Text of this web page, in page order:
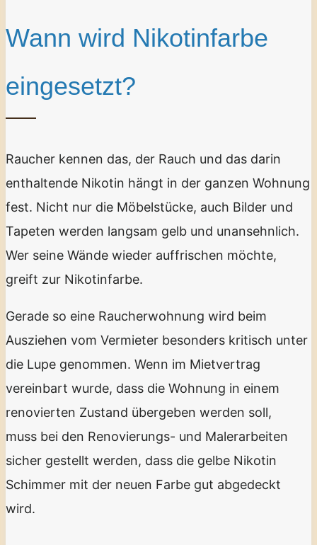
Wann wird Nikotinfarbe
eingesetzt?
Raucher kennen das, der Rauch und das darin
enthaltende Nikotin hängt in der ganzen Wohnung
fest. Nicht nur die Möbelstücke, auch Bilder und
Tapeten werden langsam gelb und unansehnlich.
Wer seine Wände wieder auffrischen möchte,
greift zur Nikotinfarbe.
Gerade so eine Raucherwohnung wird beim
Ausziehen vom Vermieter besonders kritisch unter
die Lupe genommen. Wenn im Mietvertrag
vereinbart wurde, dass die Wohnung in einem
renovierten Zustand übergeben werden soll,
muss bei den Renovierungs- und Malerarbeiten
sicher gestellt werden, dass die gelbe Nikotin
Schimmer mit der neuen Farbe gut abgedeckt
wird.